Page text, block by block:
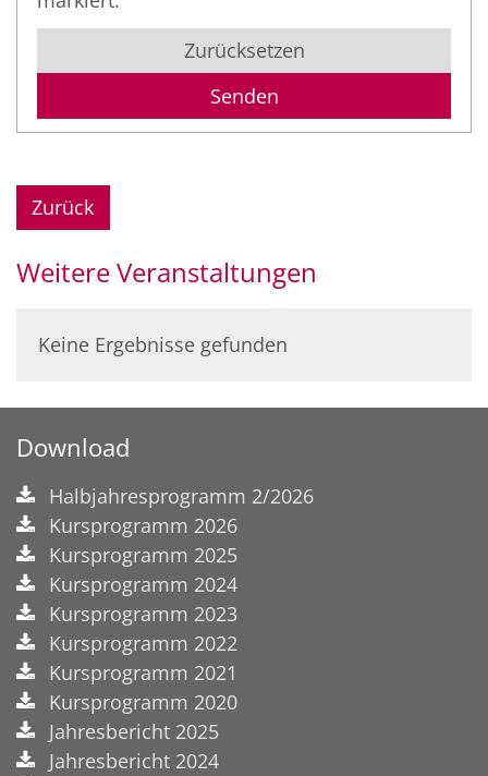
Zurücksetzen
Zurück
Weitere Veranstaltungen
Keine Ergebnisse gefunden
Download
Halbjahresprogramm 2/2026
Kursprogramm 2026
Kursprogramm 2025
Kursprogramm 2024
Kursprogramm 2023
Kursprogramm 2022
Kursprogramm 2021
Kursprogramm 2020
Jahresbericht 2025
Jahresbericht 2024